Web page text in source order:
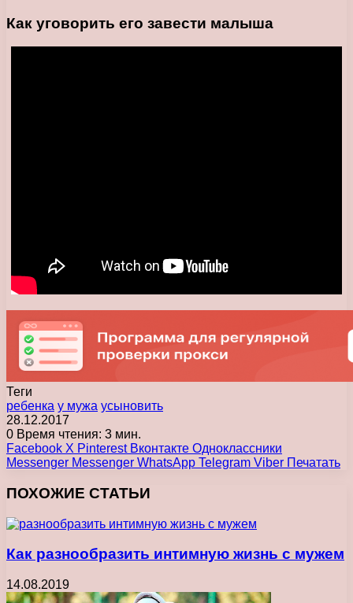
Как уговорить его завести малыша
Теги
ребенка у мужа усыновить
28.12.2017
0 Время чтения: 3 мин.
Facebook X Pinterest Вконтакте Одноклассники
Messenger Messenger WhatsApp Telegram Viber Печатать
ПОХОЖИЕ СТАТЬИ
Как разнообразить интимную жизнь с мужем
14.08.2019